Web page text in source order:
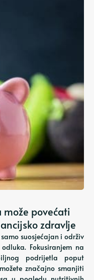
može povećati
zdravlje
suosjećajan i održiv
Fokusiranjem na
podrijetla poput
značajno smanjiti